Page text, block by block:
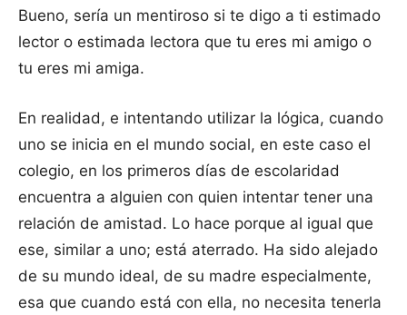
Bueno, sería un mentiroso si te digo a ti estimado
lector o estimada lectora que tu eres mi amigo o
tu eres mi amiga.
En realidad, e intentando utilizar la lógica, cuando
uno se inicia en el mundo social, en este caso el
colegio, en los primeros días de escolaridad
encuentra a alguien con quien intentar tener una
relación de amistad. Lo hace porque al igual que
ese, similar a uno; está aterrado. Ha sido alejado
de su mundo ideal, de su madre especialmente,
esa que cuando está con ella, no necesita tenerla